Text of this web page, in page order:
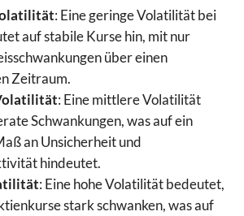
: Eine geringe Volatilität bei
auf stabile Kurse hin, mit nur
über einen
Zeitraum.
: Eine mittlere Volatilität
Schwankungen, was auf ein
an Unsicherheit und
hindeutet.
: Eine hohe Volatilität bedeutet,
stark schwanken, was auf